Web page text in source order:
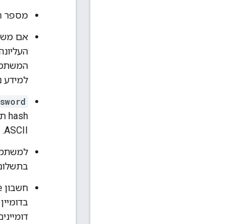
מספר
אם
למידע
hash תקין. אם לא מצוין
ASCII. מידע נוסף זמין ב